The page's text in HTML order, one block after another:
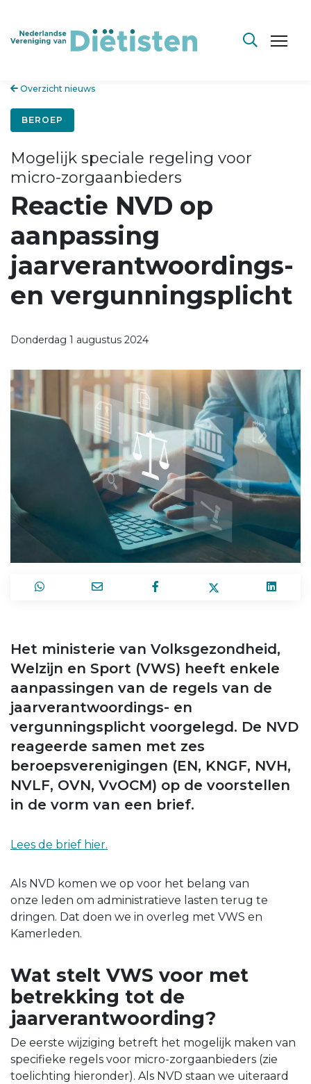
Overzicht nieuws
BEROEP
Mogelijk speciale regeling voor
micro-zorgaanbieders
Reactie NVD op
aanpassing
jaarverantwoordings-
en vergunningsplicht
Donderdag 1 augustus 2024
Het ministerie van Volksgezondheid,
Welzijn en Sport (VWS) heeft enkele
aanpassingen van de regels van de
jaarverantwoordings- en
vergunningsplicht voorgelegd. De NVD
reageerde samen met zes
beroepsverenigingen (EN, KNGF, NVH,
NVLF, OVN, VvOCM) op de voorstellen
in de vorm van een brief.
Lees de brief hier.
Als NVD komen we op voor het belang van
onze leden om administratieve lasten terug te
dringen. Dat doen we in overleg met VWS en
Kamerleden.
Wat stelt VWS voor met
betrekking tot de
jaarverantwoording?
De eerste wijziging betreft het mogelijk maken van
specifieke regels voor micro-zorgaanbieders (zie
toelichting hieronder). Als NVD staan we uiteraard